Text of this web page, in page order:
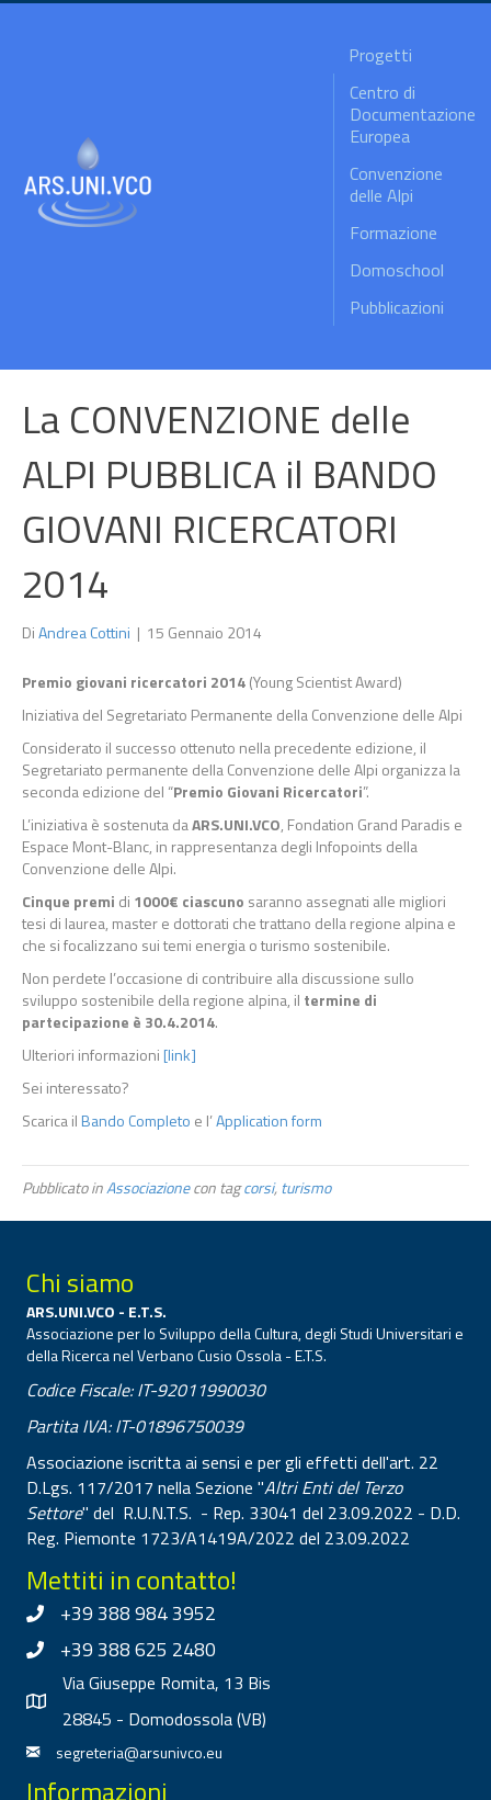
Progetti
Centro di
Documentazione
Europea
Convenzione
delle Alpi
Formazione
Domoschool
Pubblicazioni
La CONVENZIONE delle
ALPI PUBBLICA il BANDO
GIOVANI RICERCATORI
2014
DiAndrea Cottini | 15 Gennaio 2014
Premio giovani ricercatori 2014(Young Scientist Award)
Iniziativa del Segretariato Permanente della Convenzione delle Alpi
Considerato il successo ottenuto nella precedente edizione, il
Segretariato permanente della Convenzione delle Alpi organizza la
seconda edizione del “Premio Giovani Ricercatori”.
L’iniziativa è sostenuta daARS.UNI.VCO, Fondation Grand Paradis e
Espace Mont-Blanc, in rappresentanza degli Infopoints della
Convenzione delle Alpi.
Cinque premi di 1000€ ciascuno saranno assegnati alle migliori
tesi di laurea, master e dottorati che trattano della regione alpina e
che si focalizzano sui temi energia o turismo sostenibile.
Non perdete l’occasione di contribuire alla discussione sullo
sviluppo sostenibile della regione alpina, il termine di
partecipazione è 30.4.2014.
Ulteriori informazioni[link]
Sei interessato?
Scarica ilBando Completo e l’Application form
Pubblicato inAssociazionecon tagcorsi,turismo
Chi siamo
ARS.UNI.VCO - E.T.S.
Associazione per lo Sviluppo della Cultura, degli Studi Universitari e
della Ricerca nel Verbano Cusio Ossola - E.T.S.
Codice Fiscale: IT-92011990030
Partita IVA: IT-01896750039
Associazione iscritta ai sensi e per gli effetti dell'art. 22
D.Lgs. 117/2017 nella Sezione "Altri Enti del Terzo
Settore" del R.U.N.T.S. - Rep. 33041 del 23.09.2022 - D.D.
Reg. Piemonte 1723/A1419A/2022 del 23.09.2022
Mettiti in contatto!
+39 388 984 3952
+39 388 625 2480
Via Giuseppe Romita, 13 Bis
28845 - Domodossola (VB)
segreteria@arsunivco.eu
Informazioni